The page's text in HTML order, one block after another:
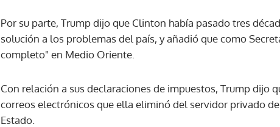
Por su parte, Trump dijo que Clinton había pasado tres
solución a los problemas del país, y añadió que como
completo" en Medio Oriente.
Con relación a sus declaraciones de impuestos, Trump
correos electrónicos que ella eliminó del servidor privado
Estado.